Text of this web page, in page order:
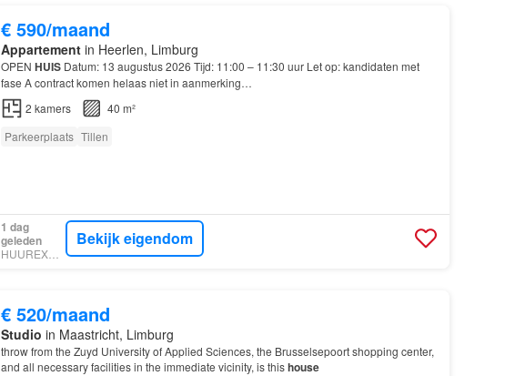
€ 590/maand
Appartementin Heerlen, Limburg
OPEN HUISDatum: 13 augustus 2026 Tijd: 11:00 – 11:30 uur Let op: kandidaten met
fase A contract komen helaas niet in aanmerking…
2 kamers
40 m²
Parkeerplaats Tillen
1 dag
geleden
HUUREXPERT
Bekijk eigendom
€ 520/maand
Studio in Maastricht, Limburg
throw from the Zuyd University of Applied Sciences, the Brusselsepoort shopping center,
and all necessary facilities in the immediate vicinity, is thishouse